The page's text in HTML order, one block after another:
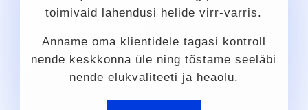
toimivaid lahendusi helide virr-varris.
Anname oma klientidele tagasi kontroll
nende keskkonna üle ning tõstame seeläbi
nende elukvaliteeti ja heaolu.